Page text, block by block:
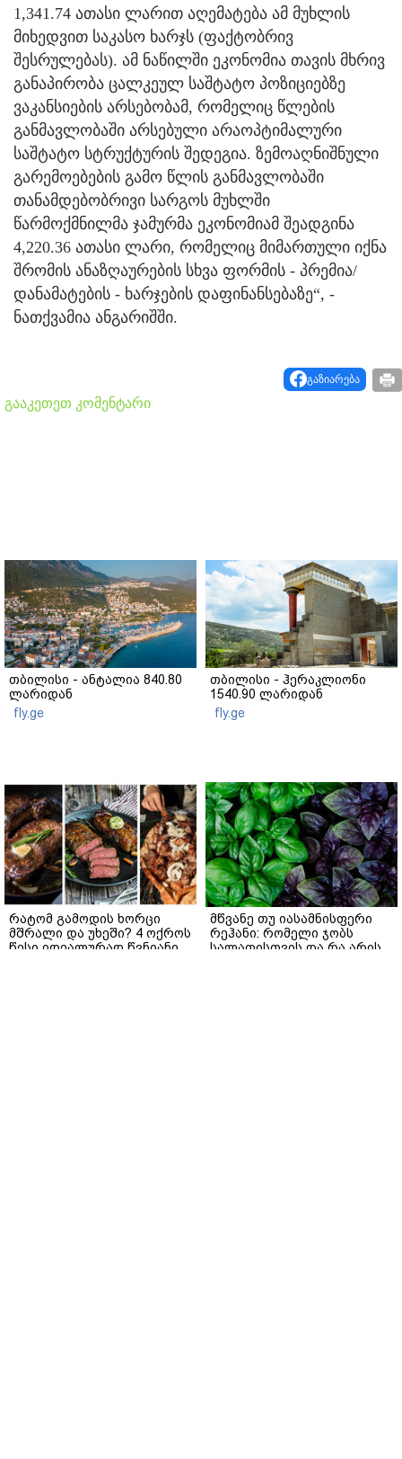
1,341.74 ათასი ლარით აღემატება ამ მუხლის
მიხედვით საკასო ხარჯს (ფაქტობრივ
შესრულებას). ამ ნაწილში ეკონომია თავის მხრივ
განაპირობა ცალკეულ საშტატო პოზიციებზე
ვაკანსიების არსებობამ, რომელიც წლების
განმავლობაში არსებული არაოპტიმალური
საშტატო სტრუქტურის შედეგია. ზემოაღნიშნული
გარემოებების გამო წლის განმავლობაში
თანამდებობრივი სარგოს მუხლში
წარმოქმნილმა ჯამურმა ეკონომიამ შეადგინა
4,220.36 ათასი ლარი, რომელიც მიმართული იქნა
შრომის ანაზღაურების სხვა ფორმის - პრემია/
დანამატების - ხარჯების დაფინანსებაზე“, -
ნათქვამია ანგარიშში.
გაზიარება
გააკეთეთ კომენტარი
თბილისი - ანტალია 840.80
ლარიდან
fly.ge
თბილისი - ჰერაკლიონი
1540.90 ლარიდან
fly.ge
რატომ გამოდის ხორცი
მშრალი და უხეში? 4 ოქროს
წესი იდეალურად წვნიანი
მწვანე თუ იასამნისფერი
რეჰანი: რომელი ჯობს
სალათისთვის და რა არის